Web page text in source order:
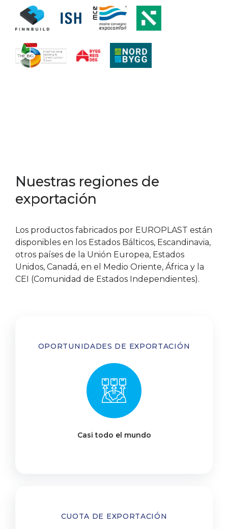
Nuestras regiones de
exportación
Los productos fabricados por EUROPLAST están
disponibles en los Estados Bálticos, Escandinavia,
otros países de la Unión Europea, Estados
Unidos, Canadá, en el Medio Oriente, África y la
CEI (Comunidad de Estados Independientes).
OPORTUNIDADES DE EXPORTACIÓN
Casi todo el mundo
CUOTA DE EXPORTACIÓN